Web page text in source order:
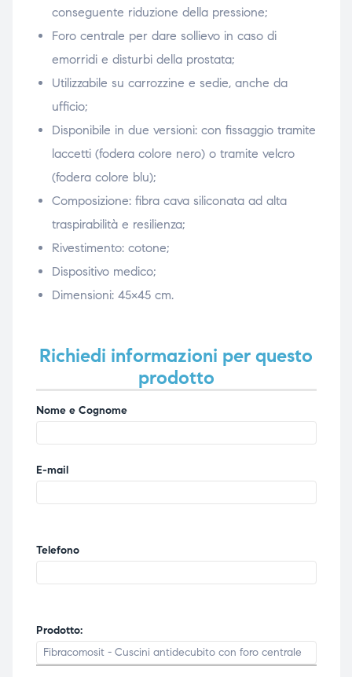
conseguente riduzione della pressione;
Foro centrale per dare sollievo in caso di
emorridi e disturbi della prostata;
Utilizzabile su carrozzine e sedie, anche da
ufficio;
Disponibile in due versioni: con fissaggio tramite
laccetti (fodera colore nero) o tramite velcro
(fodera colore blu);
Composizione: fibra cava siliconata ad alta
traspirabilità e resilienza;
Rivestimento: cotone;
Dispositivo medico;
Dimensioni: 45×45 cm.
Richiedi informazioni per questo
prodotto
Nome e Cognome
E-mail
Telefono
Prodotto: